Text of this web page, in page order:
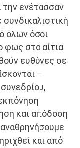
την ενέτασσαν
όλων όσοι
φως στα αίτια
ευθύνες σε
–
και απόδοση
και από